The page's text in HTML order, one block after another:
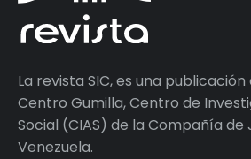
La revista SIC, es una
Centro Gumilla, Centro de
Social (CIAS) de la Compañía de
Venezuela.